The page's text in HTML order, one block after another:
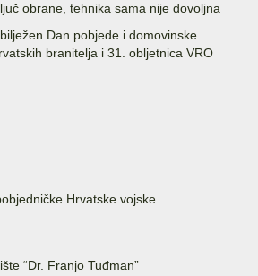
obrane, tehnika sama nije dovoljna
Dan pobjede i domovinske
branitelja i 31. obljetnica VRO
Hrvatske vojske
“Dr. Franjo Tuđman”